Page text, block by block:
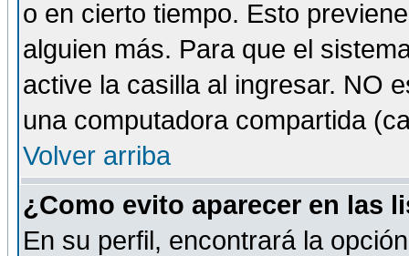
o en cierto tiempo. Esto
alguien más. Para que el
active la casilla al ingresar. NO
una computadora compartida
Volver arriba
¿Como evito aparecer en las
En su perfil, encontrará la